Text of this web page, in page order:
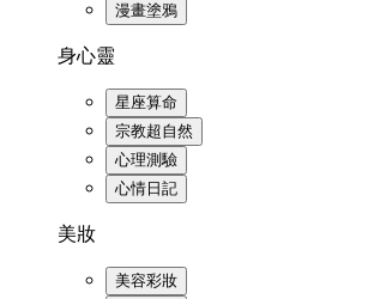
漫畫塗鴉
身心靈
星座算命
宗教超自然
心理測驗
心情日記
美妝
美容彩妝